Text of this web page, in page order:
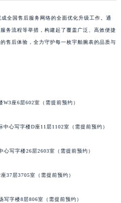
全国售后服务网络的全面优化升级工作。通
务流程等举措，构建起了覆盖广泛、高效便捷
售后体验，全力守护每一枚宇舶腕表的品质与
座6层602室（需提前预约）
心写字楼D座11层1102室（需提前预约）
写字楼26层2603室（需提前预约）
37层3705室（需提前预约）
字楼8层806室（需提前预约）